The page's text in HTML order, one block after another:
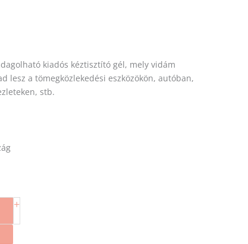
kiadós kéztisztító gél, mely vidám
lesz a tömegközlekedési eszközökön, autóban,
stb.
+